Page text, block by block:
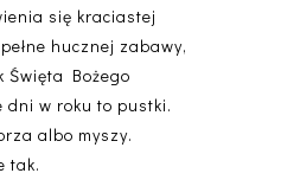
się kraciastej
hucznej zabawy,
Święta Bożego
dni w roku to pustki.
albo myszy.
tak.